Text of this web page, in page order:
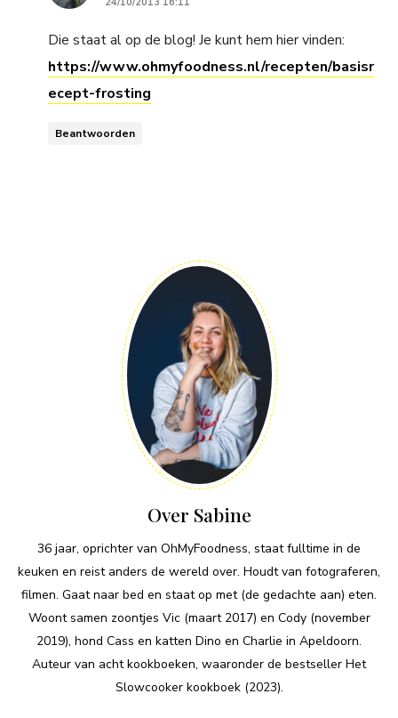
Die staat al op de blog! Je kunt hem hier vinden:
https://www.ohmyfoodness.nl/recepten/basisr
ecept-frosting
Beantwoorden
Over Sabine
36 jaar, oprichter van OhMyFoodness, staat fulltime in de
keuken en reist anders de wereld over. Houdt van fotograferen,
filmen. Gaat naar bed en staat op met (de gedachte aan) eten.
Woont samen zoontjes Vic (maart 2017) en Cody (november
2019), hond Cass en katten Dino en Charlie in Apeldoorn.
Auteur van acht kookboeken, waaronder de bestseller Het
Slowcooker kookboek (2023).